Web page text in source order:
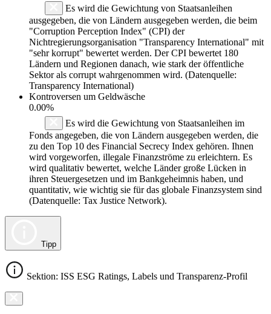
Es wird die Gewichtung von Staatsanleihen
ausgegeben, die von Ländern ausgegeben werden, die beim
"Corruption Perception Index" (CPI) der
Nichtregierungsorganisation "Transparency International" mit
"sehr korrupt" bewertet werden. Der CPI bewertet 180
Ländern und Regionen danach, wie stark der öffentliche
Sektor als corrupt wahrgenommen wird. (Datenquelle:
Transparency International)
Kontroversen um Geldwäsche
0.00%
Es wird die Gewichtung von Staatsanleihen im
Fonds angegeben, die von Ländern ausgegeben werden, die
zu den Top 10 des Financial Secrecy Index gehören. Ihnen
wird vorgeworfen, illegale Finanzströme zu erleichtern. Es
wird qualitativ bewertet, welche Länder große Lücken in
ihren Steuergesetzen und im Bankgeheimnis haben, und
quantitativ, wie wichtig sie für das globale Finanzsystem sind
(Datenquelle: Tax Justice Network).
Tipp
Sektion: ISS ESG Ratings, Labels und Transparenz-Profil